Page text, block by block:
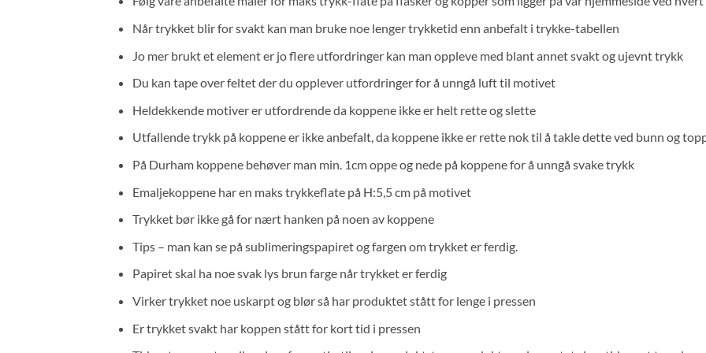
Når trykket blir for svakt kan man bruke noe lenger trykketid enn anbefalt i trykke-tabellen
Jo mer brukt et element er jo flere utfordringer kan man oppleve med blant annet svakt og ujevnt trykk
Du kan tape over feltet der du opplever utfordringer for å unngå luft til motivet
Heldekkende motiver er utfordrende da koppene ikke er helt rette og slette
Utfallende trykk på koppene er ikke anbefalt, da koppene ikke er rette nok til å takle dette ved bunn og
På Durham koppene behøver man min. 1cm oppe og nede på koppene for å unngå svake trykk
Emaljekoppene har en maks trykkeflate på H:5,5 cm på motivet
Trykket bør ikke gå for nært hanken på noen av koppene
Tips – man kan se på sublimeringspapiret og fargen om trykket er ferdig.
Papiret skal ha noe svak lys brun farge når trykket er ferdig
Virker trykket noe uskarpt og blør så har produktet stått for lenge i pressen
Er trykket svakt har koppen stått for kort tid i pressen